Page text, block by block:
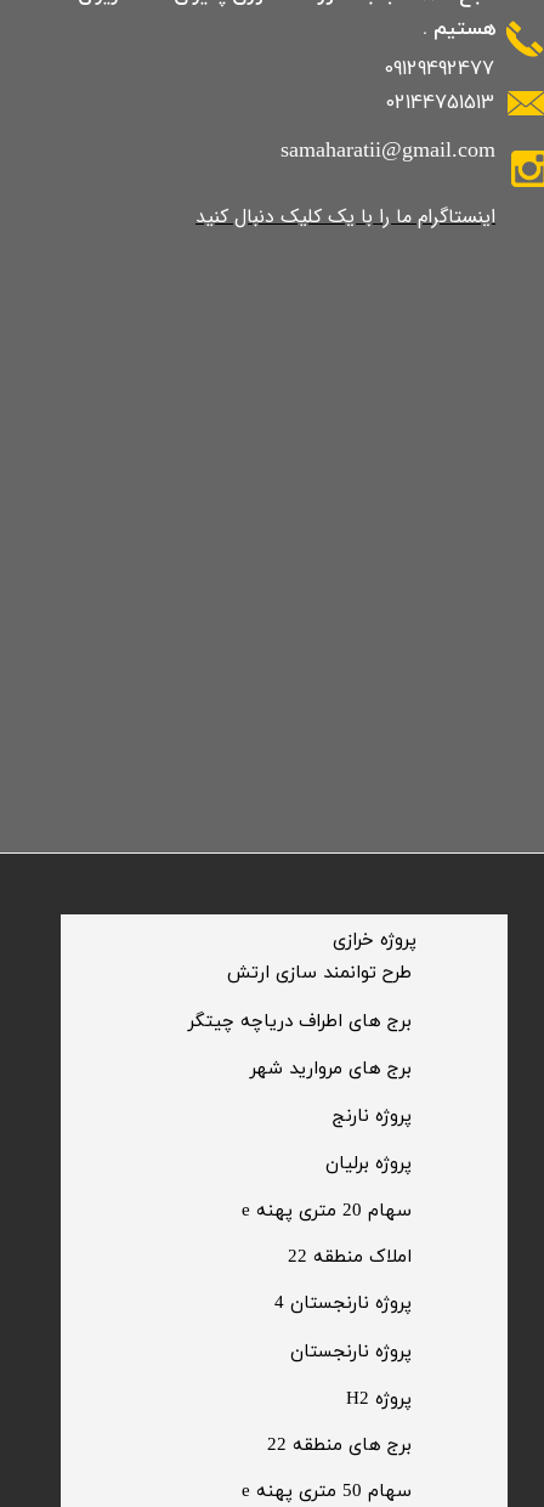
​طرح توانمند سازی ارتش
سهام 20 متری پهنه e​​​​​​​
​سهام 50 متری پهنه e
​املاک منطقه 22
برج های منطقه 22
​پروژه خرازی
پروژه برلیان
پروژه H2
​پروژه نارنج
​پروژه نارنجستان
​برج های اطراف دریاچه چیتگر
​برج های مروارید شهر
پروژه نارنجستان 4
09129492477
02144751513
هستیم .
samaharatii@gmail.com
​​​​​​​​​اینستاگرام ما را با یک کلیک دنبال کنید